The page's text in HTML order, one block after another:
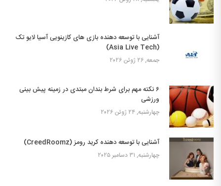
آشنایی با توسعه دهنده بازی های کازینویی آسیا لایو تک
(Asia Live Tech)
جمعه, ۲۶ ژوئن ۲۰۲۶
۶ نکته مهم برای شرط بندان مبتدی در زمینه پیش بینی
ورزشی
چهارشنبه, ۲۴ ژوئن ۲۰۲۶
آشنایی با توسعه دهنده کرید رومز (CreedRoomz)
چهارشنبه, ۳۱ دسامبر ۲۰۲۵